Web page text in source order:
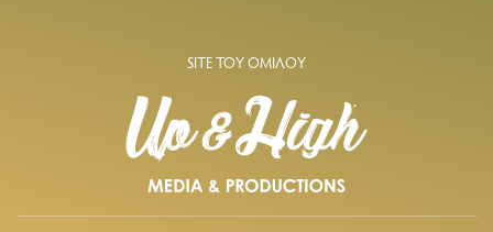
SITE ΤΟΥ ΟΜΙΛΟΥ